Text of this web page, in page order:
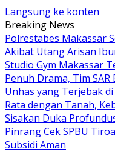
Langsung ke konten
Breaking News
Polrestabes Makassar
Akibat Utang Arisan
Studio Gym Makassar
Penuh Drama, Tim SAR
Unhas yang Terjebak
Rata dengan Tanah,
Sisakan Duka
Pinrang Cek SPBU
Subsidi Aman